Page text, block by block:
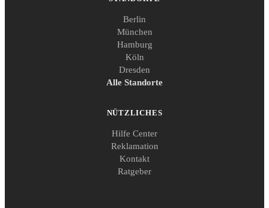
Berlin
München
Hamburg
Köln
Dresden
Alle Standorte
NÜTZLICHES
Hilfe Center
Reklamation
Kontakt
Ratgeber